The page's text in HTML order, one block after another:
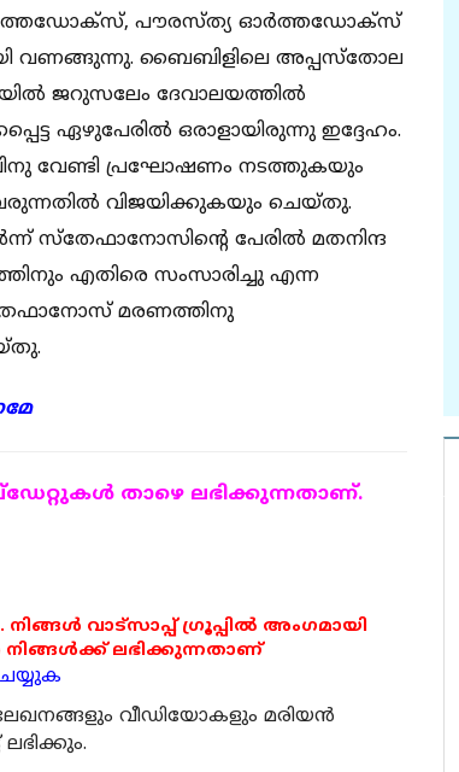
പൗരസ്ത്യ ഓര്‍ത്തഡോക്‌സ്
വണങ്ങുന്നു. ബൈബിളിലെ അപ്പസ്‌തോല
ജറുസലേം ദേവാലയത്തില്‍
ഏഴുപേരില്‍ ഒരാളായിരുന്നു ഇദ്ദേഹം.
വേണ്ടി പ്രഘോഷണം നടത്തുകയും
വിജയിക്കുകയും ചെയ്തു.
സ്‌തേഫാനോസിന്റെ പേരില്‍ മതനിന്ദ
എതിരെ സംസാരിച്ചു എന്ന
മരണത്തിനു
താഴെ ലഭിക്കുന്നതാണ്.
നിങ്ങൾ വാട്സാപ്പ് ഗ്രൂപ്പിൽ അംഗമായി
ലഭിക്കുന്നതാണ്
വീഡിയോകളും മരിയന്‍